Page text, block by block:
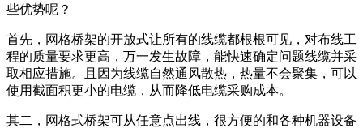
些优势呢？
首先，网格桥架的开放式让所有的线缆都根根可见，对布线工
程的质量要求更高，万一发生故障，能快速确定问题线缆并采
取相应措施。且因为线缆自然通风散热，热量不会聚集，可以
使用截面积更小的电缆，从而降低电缆采购成本。
其二，网格式桥架可从任意点出线，很方便的和各种机器设备